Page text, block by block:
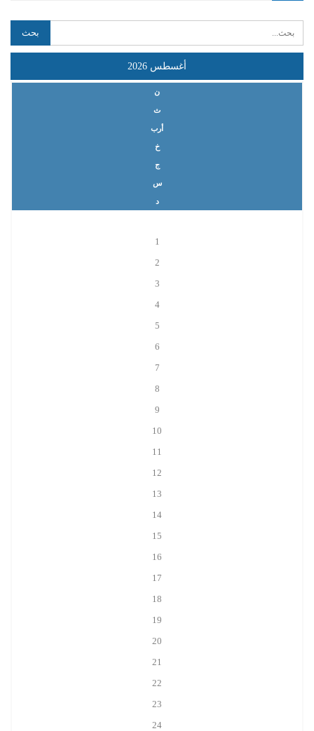
أغسطس 2026
ن
ث
أرب
خ
ج
س
د
1
2
3
4
5
6
7
8
9
10
11
12
13
14
15
16
17
18
19
20
21
22
23
24